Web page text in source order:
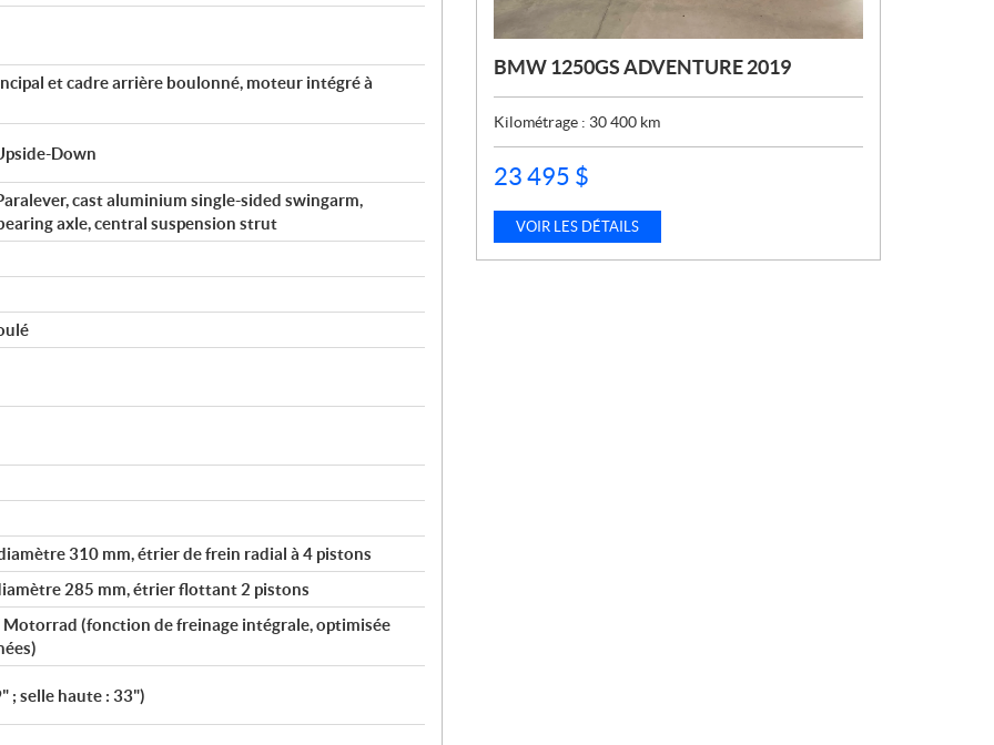
et cadre arrière boulonné, moteur intégré à
Down
cast aluminium single-sided swingarm,
axle, central suspension strut
310 mm, étrier de frein radial à 4 pistons
285 mm, étrier flottant 2 pistons
(fonction de freinage intégrale, optimisée
; selle haute : 33")
BMW 1250GS ADVENTURE 2019
Kilométrage : 30 400 km
P
R
I
:
23 495 $
VOIR LES DÉTAILS